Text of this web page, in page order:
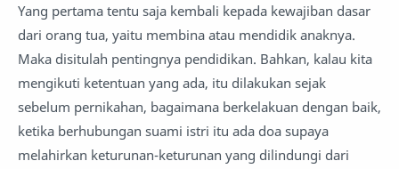
Yang pertama tentu saja kembali kepada kewajiban dasar
dari orang tua, yaitu membina atau mendidik anaknya.
Maka disitulah pentingnya pendidikan. Bahkan, kalau kita
mengikuti ketentuan yang ada, itu dilakukan sejak
sebelum pernikahan, bagaimana berkelakuan dengan baik,
ketika berhubungan suami istri itu ada doa supaya
melahirkan keturunan-keturunan yang dilindungi dari